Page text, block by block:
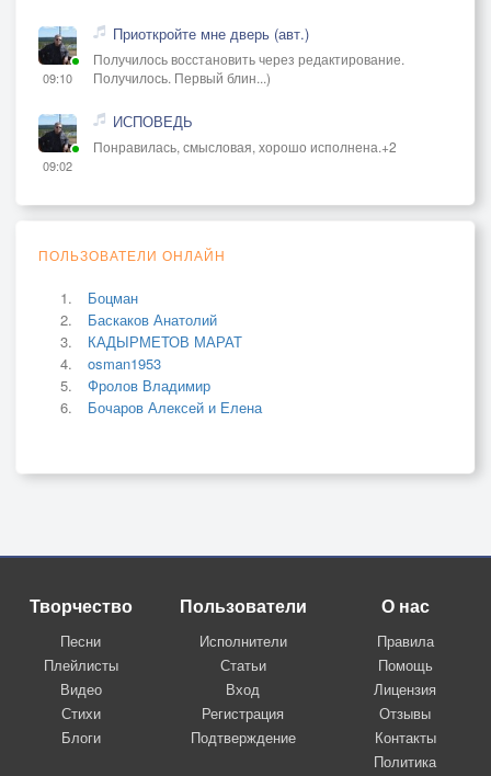
09:10
Приоткройте мне дверь (авт.)
Получилось восстановить через редактирование.
Получилось. Первый блин...)
09:02
ИСПОВЕДЬ
Понравилась, смысловая, хорошо исполнена.+2
ПОЛЬЗОВАТЕЛИ ОНЛАЙН
Боцман
Баскаков Анатолий
КАДЫРМЕТОВ МАРАТ
osman1953
Фролов Владимир
Бочаров Алексей и Елена
Творчество
Песни
Плейлисты
Видео
Стихи
Блоги
Пользователи
Исполнители
Статьи
Вход
Регистрация
Подтверждение
О нас
Правила
Помощь
Лицензия
Отзывы
Контакты
Политика